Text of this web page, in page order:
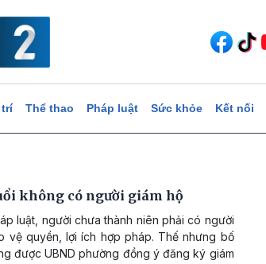
trí Thể thao Pháp luật Sức khỏe Kết nối
không có người giám hộ
luật, người chưa thành niên phải có người
vệ quyền, lợi ích hợp pháp. Thế nhưng bố
được UBND phường đồng ý đăng ký giám